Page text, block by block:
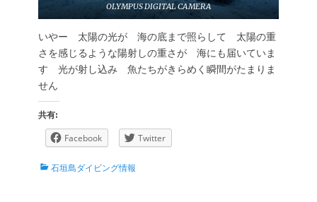
OLYMPUS DIGITAL CAMERA
いやー 太陽の光が 海の底まで照らして 太陽の重
さを感じるような陽射しの重さが 海にも届いていま
す 光が射し込み 魚たちがきらめく瞬間がたまりま
せん
共有:
Facebook Twitter
カ 石垣島ダイビング情報